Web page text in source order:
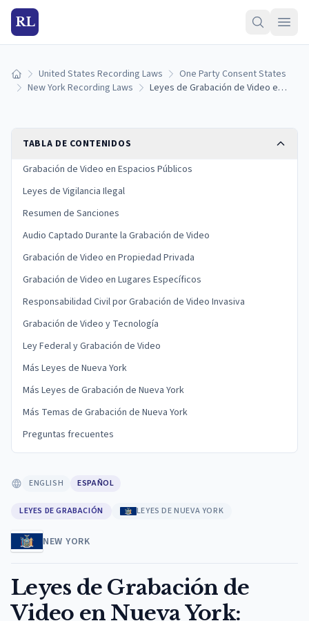
RL
Inicio United States Recording Laws
One Party Consent States
New York Recording Laws
Leyes de Grabación de Video en Nueva York: Reglas de Vigilancia y Límites de Privacidad
TABLA DE CONTENIDOS
Grabación de Video en Espacios Públicos
Leyes de Vigilancia Ilegal
Resumen de Sanciones
Audio Captado Durante la Grabación de Video
Grabación de Video en Propiedad Privada
Grabación de Video en Lugares Específicos
Responsabilidad Civil por Grabación de Video Invasiva
Grabación de Video y Tecnología
Ley Federal y Grabación de Video
Más Leyes de Nueva York
Más Leyes de Grabación de Nueva York
Más Temas de Grabación de Nueva York
Preguntas frecuentes
ENGLISH ESPAÑOL
LEYES DE GRABACIÓN LEYES DE NUEVA YORK
NEW YORK
Leyes de Grabación de
Video en Nueva York: